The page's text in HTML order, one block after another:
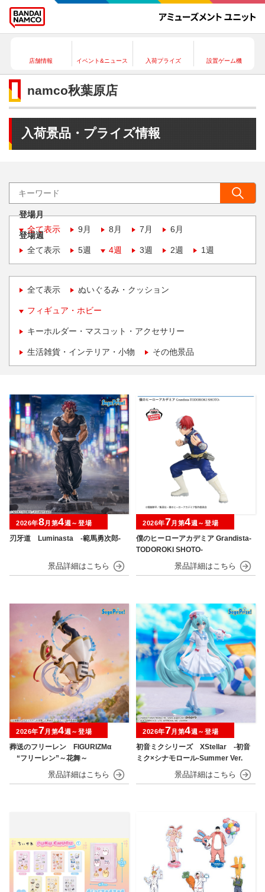
店舗情報 イベント&ニュース 入荷プライズ 設置ゲーム機
namco秋葉原店
入荷景品・プライズ情報
登場月
全て表示
9月 8月 7月 6月
登場週
全て表示
5週 4週 3週 2週 1週
全て表示 ぬいぐるみ・クッション
フィギュア・ホビー
キーホルダー・マスコット・アクセサリー
生活雑貨・インテリア・小物 その他景品
刃牙道 Luminasta ‐範馬勇次郎‐
2026年8月第4週～登場
僕のヒーローアカデミア Grandista-
TODOROKI SHOTO-
2026年7月第4週～登場
葬送のフリーレン FIGURIZMα
“フリーレン”～花舞～
2026年7月第4週～登場
初音ミクシリーズ XStellar ‐初音
ミク×シナモロール‐Summer Ver.
2026年7月第4週～登場